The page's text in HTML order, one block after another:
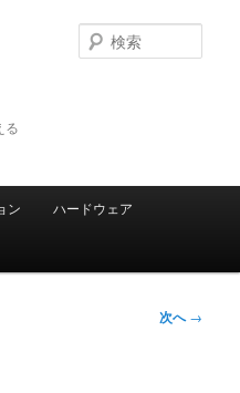
る
索
ン ハードウェア
次へ→